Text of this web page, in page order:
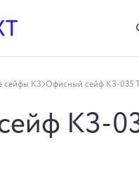
сейфы КЗ Офисный сейф КЗ-035
КЗ-